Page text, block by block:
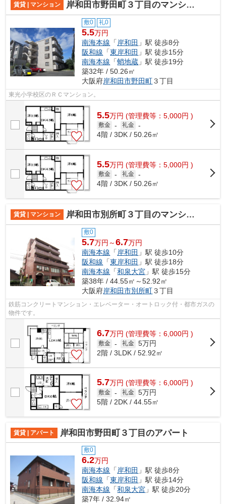
賃貸 | マンション 岸和田市野田町３丁目のマンション
敷0 礼0
5.5万円
南海本線 「 岸和田 」駅 徒歩8分
阪和線 「東岸和田 」駅 徒歩15分
南海本線 「蛸地蔵 」駅 徒歩19分
築32年 / 50.26㎡
大阪府岸和田市野田町３丁目
東光小学校区のＲＣマンション。
5.5万円 (管理費等：5,000円 )
敷金 - 礼金 -
4階 / 3DK / 50.26㎡
5.5万円 (管理費等：5,000円 )
敷金 - 礼金 -
4階 / 3DK / 50.26㎡
賃貸 | マンション 岸和田市別所町３丁目のマンション
敷0
5.7万円～6.7万円
南海本線 「 岸和田 」駅 徒歩10分
阪和線 「東岸和田 」駅 徒歩18分
南海本線 「和泉大宮 」駅 徒歩15分
築38年 / 44.55㎡～52.92㎡
大阪府岸和田市別所町３丁目
鉄筋コンクリートマンション・エレベーター・オートロック付・都市ガスの
物件です。
6.7万円 (管理費等：6,000円 )
敷金 - 礼金 5万円
2階 / 3LDK / 52.92㎡
5.7万円 (管理費等：6,000円 )
敷金 - 礼金 5万円
5階 / 2DK / 44.55㎡
賃貸 | アパート 岸和田市野田町３丁目のアパート
敷0
6.2万円
南海本線 「岸和田 」駅 徒歩8分
阪和線 「東岸和田 」駅 徒歩14分
南海本線 「和泉大宮 」駅 徒歩20分
築7年 / 32.94㎡